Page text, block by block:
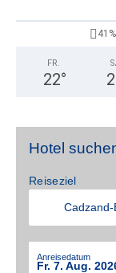
41%
FR.
22°
Hotel
Reiseziel
Anreisedatum
Fr. 7. Aug.